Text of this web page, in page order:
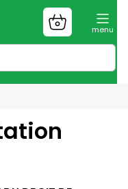
Panier
d'achat